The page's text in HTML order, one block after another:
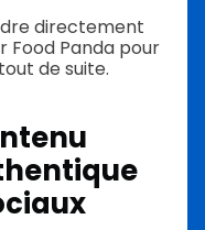
directement
Food Panda pour
de suite.